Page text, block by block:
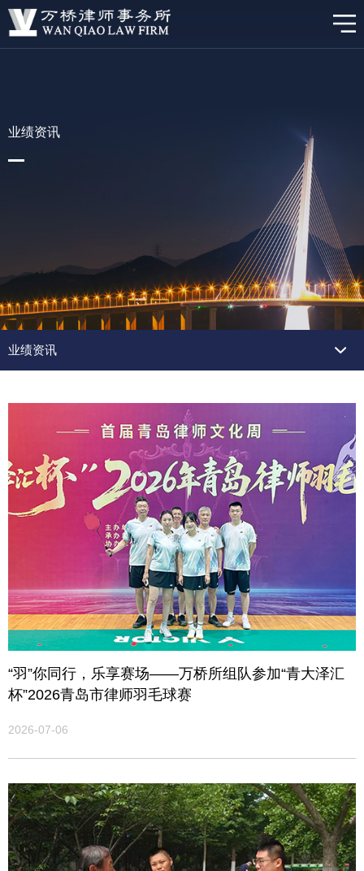
业绩资讯
业绩资讯
“羽”你同行，乐享赛场——万桥所组队参加“青大泽汇
杯”2026青岛市律师羽毛球赛
2026-07-06